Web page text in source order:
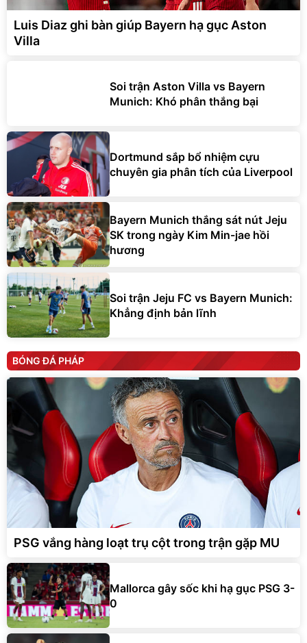
Luis Diaz ghi bàn giúp Bayern hạ gục Aston
Villa
Soi trận Aston Villa vs Bayern
Munich: Khó phân thắng bại
Dortmund sắp bổ nhiệm cựu
chuyên gia phân tích của Liverpool
Bayern Munich thắng sát nút Jeju
SK trong ngày Kim Min-jae hồi
hương
Soi trận Jeju FC vs Bayern Munich:
Khẳng định bản lĩnh
BÓNG ĐÁ PHÁP
PSG vắng hàng loạt trụ cột trong trận gặp MU
Mallorca gây sốc khi hạ gục PSG 3-
0